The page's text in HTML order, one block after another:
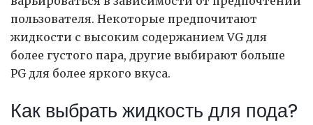
пользователя. Некоторые предпочитают
жидкости с высоким содержанием VG для
более густого пара, другие выбирают больше
PG для более яркого вкуса.
Как выбрать жидкость для пода?